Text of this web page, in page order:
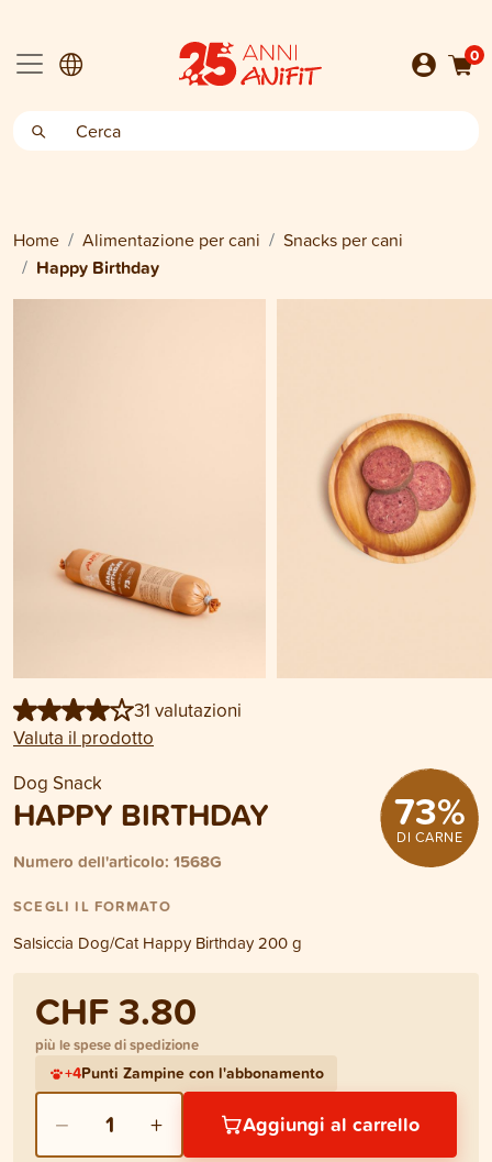
0
Home Alimentazione per cani Snacks per cani
Happy Birthday
31 valutazioni
Valuta il prodotto
Dog Snack
HAPPY BIRTHDAY
Numero dell'articolo: 1568G
73%
DI CARNE
SCEGLI IL FORMATO
Salsiccia Dog/Cat Happy Birthday 200 g
CHF 3.80
più le spese di spedizione
+4Punti Zampine con l'abbonamento
− 1 + Aggiungi al carrello